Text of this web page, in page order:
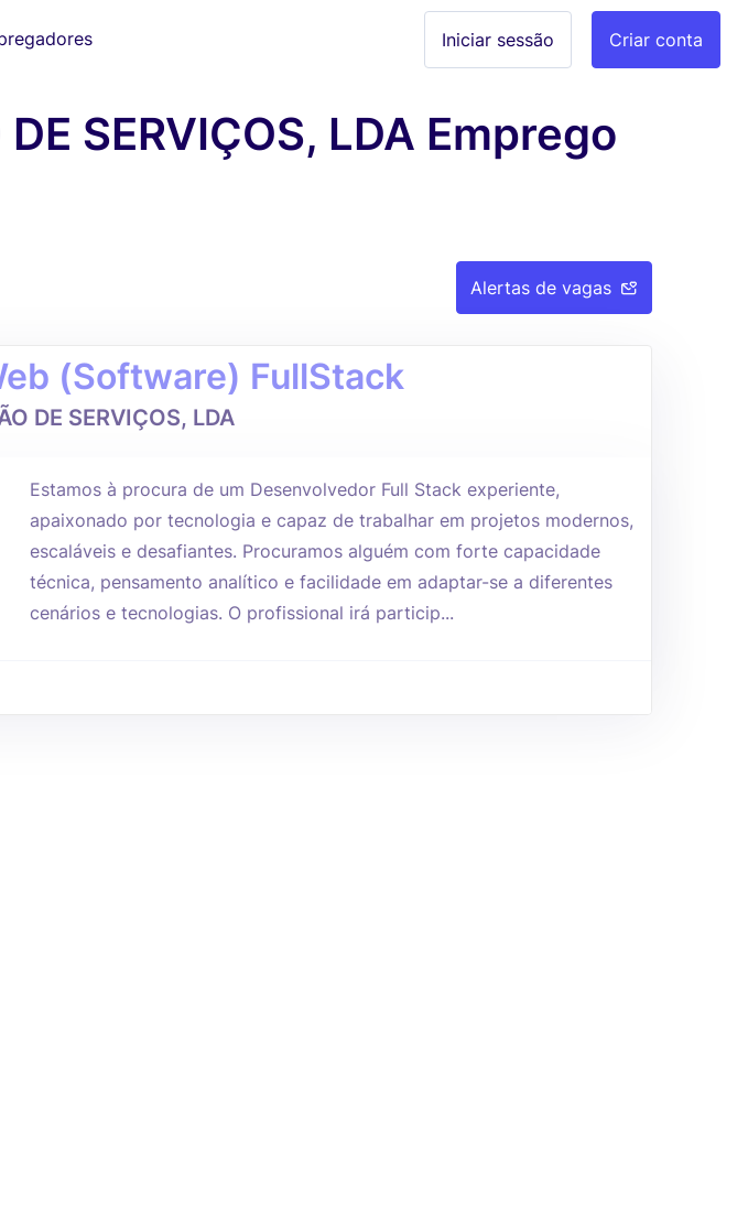
Criar conta
Iniciar sessão
SERVIÇOS, LDA Emprego
Alertas de vagas
(Software) FullStack
DE SERVIÇOS, LDA
Estamos à procura de um Desenvolvedor Full Stack experiente,
apaixonado por tecnologia e capaz de trabalhar em projetos modernos,
escaláveis e desafiantes. Procuramos alguém com forte capacidade
técnica, pensamento analítico e facilidade em adaptar-se a diferentes
cenários e tecnologias. O profissional irá particip...